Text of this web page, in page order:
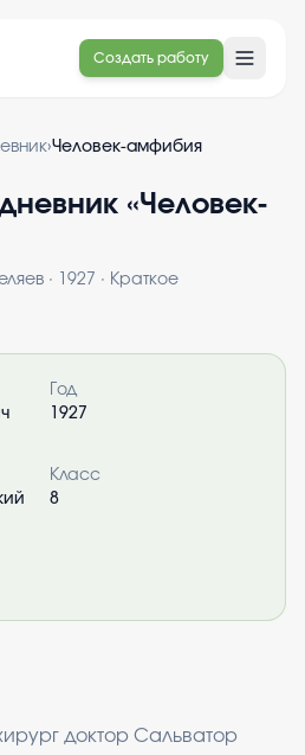
Создать работу
›Человек-амфибия
«Человек-
· 1927 · Краткое
Год
1927
Класс
8
доктор Сальватор